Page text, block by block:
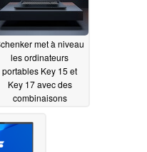
met à niveau
les ordinateurs
portables Key 15 et
Key 17 avec des
combinaisons
puissantes